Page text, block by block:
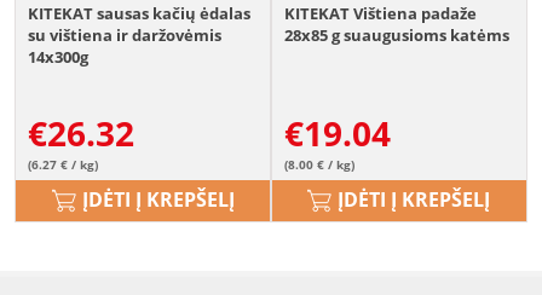
KITEKAT sausas kačių ėdalas
su vištiena ir daržovėmis
14x300g
€26.32
(6.27 € / kg)
ĮDĖTI Į KREPŠELĮ
KITEKAT Vištiena padaže
28x85 g suaugusioms katėms
€19.04
(8.00 € / kg)
ĮDĖTI Į KREPŠELĮ